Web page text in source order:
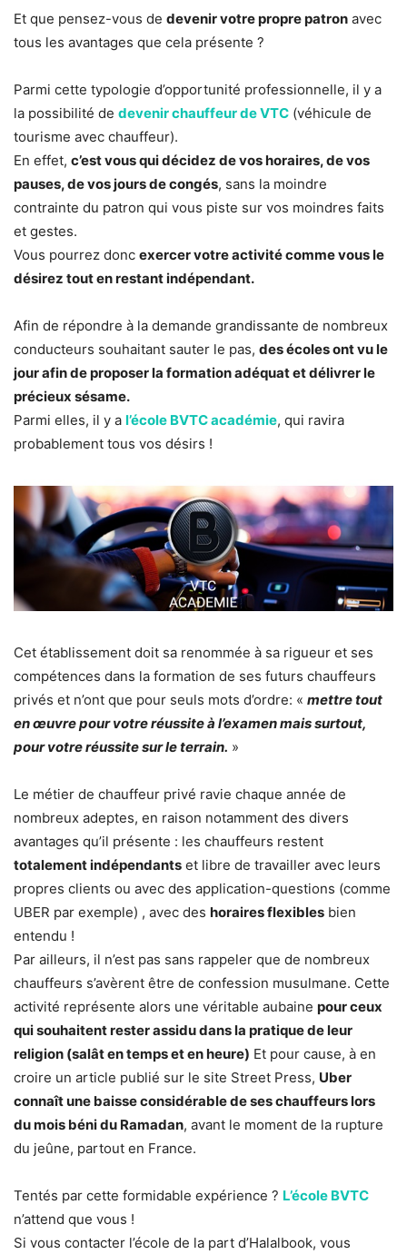
Et que pensez-vous de devenir votre propre patron avec
tous les avantages que cela présente ?
Parmi cette typologie d’opportunité professionnelle, il y a
la possibilité de devenir chauffeur de VTC (véhicule de
tourisme avec chauffeur).
En effet, c’est vous qui décidez de vos horaires, de vos
pauses, de vos jours de congés, sans la moindre
contrainte du patron qui vous piste sur vos moindres faits
et gestes.
Vous pourrez donc exercer votre activité comme vous le
désirez tout en restant indépendant.
Afin de répondre à la demande grandissante de nombreux
conducteurs souhaitant sauter le pas, des écoles ont vu le
jour afin de proposer la formation adéquat et délivrer le
précieux sésame.
Parmi elles, il y a l’école BVTC académie, qui ravira
probablement tous vos désirs !
Cet établissement doit sa renommée à sa rigueur et ses
compétences dans la formation de ses futurs chauffeurs
privés et n’ont que pour seuls mots d’ordre: « mettre tout
en œuvre pour votre réussite à l’examen mais surtout,
pour votre réussite sur le terrain. »
Le métier de chauffeur privé ravie chaque année de
nombreux adeptes, en raison notamment des divers
avantages qu’il présente : les chauffeurs restent
totalement indépendants et libre de travailler avec leurs
propres clients ou avec des application-questions (comme
UBER par exemple) , avec des horaires flexibles bien
entendu !
Par ailleurs, il n’est pas sans rappeler que de nombreux
chauffeurs s’avèrent être de confession musulmane. Cette
activité représente alors une véritable aubaine pour ceux
qui souhaitent rester assidu dans la pratique de leur
religion (salât en temps et en heure) Et pour cause, à en
croire un article publié sur le site Street Press, Uber
connaît une baisse considérable de ses chauffeurs lors
du mois béni du Ramadan, avant le moment de la rupture
du jeûne, partout en France.
Tentés par cette formidable expérience ? L’école BVTC
n’attend que vous !
Si vous contacter l’école de la part d’Halalbook, vous